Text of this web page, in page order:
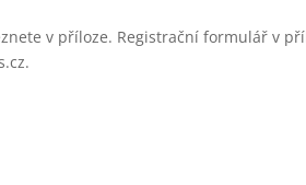
v příloze. Registrační formulář v